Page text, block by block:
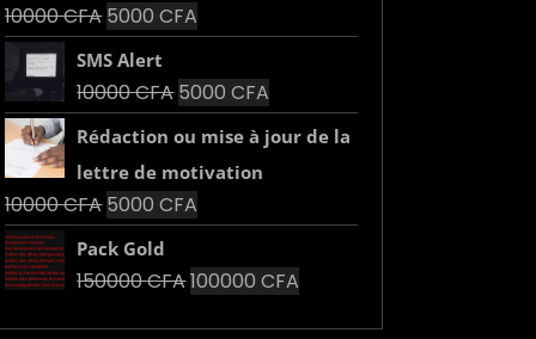
10000CFA Le
prix
initial
était :
10000 CFA.
5000CFA
prix
actuel
est :
5000 CFA.
SMS Alert
10000CFA Le
prix
initial
était :
10000 CFA.
5000CFA
prix
actuel
Rédaction ou mise à jour de la
lettre de motivation
10000CFA Le
prix
initial
était :
10000 CFA.
5000CFA
prix
actuel
est :
5000 CFA.
Pack Gold
150000CFALe
100000CFA